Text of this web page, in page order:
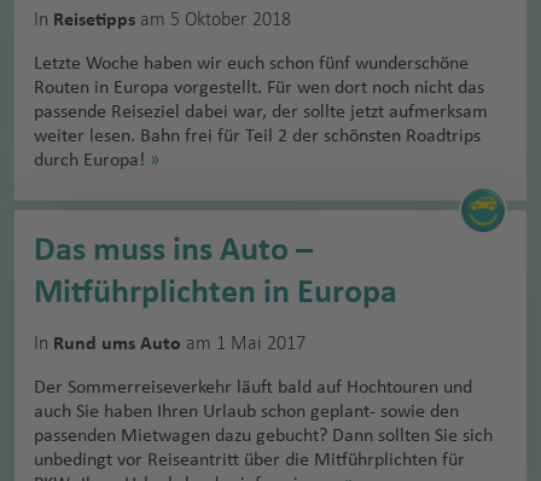
In Reisetipps am 5 Oktober 2018
Letzte Woche haben wir euch schon fünf wunderschöne
Routen in Europa vorgestellt. Für wen dort noch nicht das
passende Reiseziel dabei war, der sollte jetzt aufmerksam
weiter lesen. Bahn frei für Teil 2 der schönsten Roadtrips
durch Europa! »
Das muss ins Auto –
Mitführplichten in Europa
In Rund ums Auto am 1 Mai 2017
Der Sommerreiseverkehr läuft bald auf Hochtouren und
auch Sie haben Ihren Urlaub schon geplant- sowie den
passenden Mietwagen dazu gebucht? Dann sollten Sie sich
unbedingt vor Reiseantritt über die Mitführplichten für